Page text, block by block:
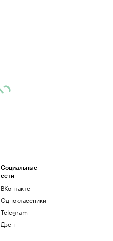
Социальные
сети
ВКонтакте
Одноклассники
Telegram
Дзен